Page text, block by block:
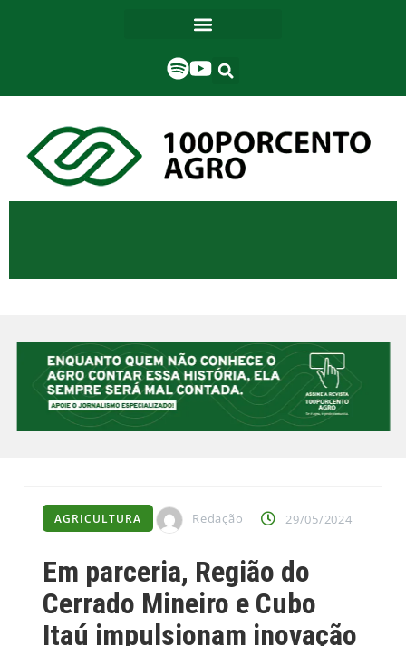
AGRICULTURA Redação 29/05/2024
Em parceria, Região do
Cerrado Mineiro e Cubo
Itaú impulsionam inovação